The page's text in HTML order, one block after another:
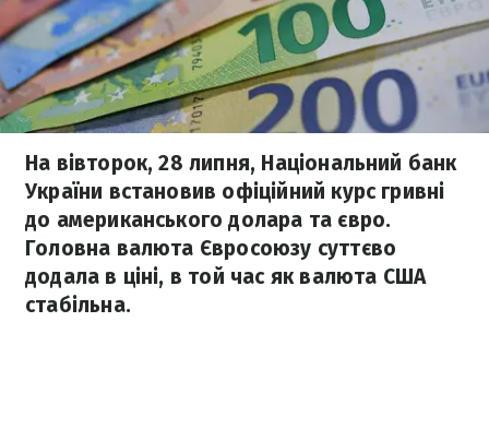
На вівторок, 28 липня, Національний банк
України встановив офіційний курс гривні
до американського долара та євро.
Головна валюта Євросоюзу суттєво
додала в ціні, в той час як валюта США
стабільна.